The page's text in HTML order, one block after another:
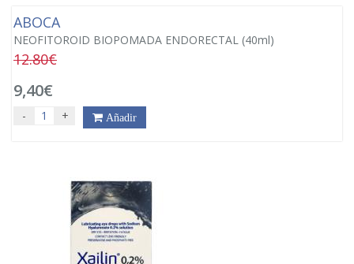
ABOCA
NEOFITOROID BIOPOMADA ENDORECTAL (40ml)
12.80€
9,40€
- + Añadir